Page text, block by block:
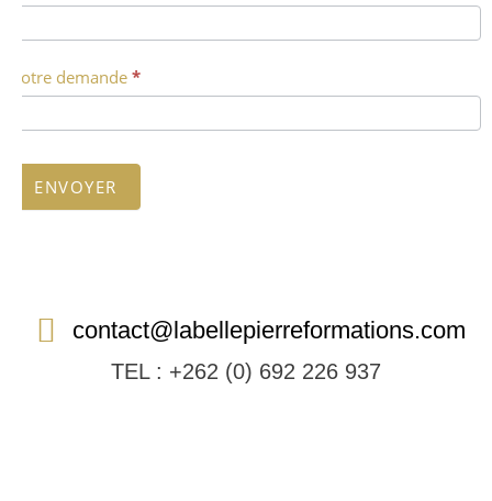
Votre demande *
ENVOYER
contact@labellepierreformations.com
TEL : +262 (0) 692 226 937​